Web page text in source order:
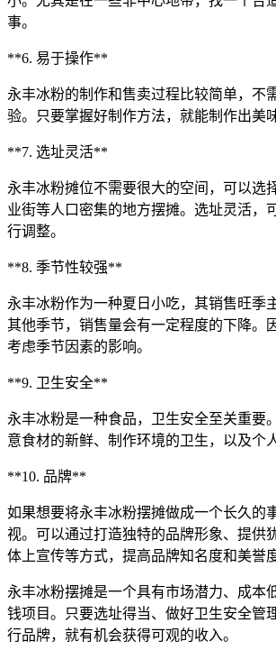
事。
**6. 易于操作**
永丰冰粉的制作和售卖过程比较简单，不
验。只要掌握好制作方法，就能制作出美
**7. 选址灵活**
永丰冰粉摊位不需要很大的空间，可以选
业街等人口密集的地方摆摊。选址灵活，
行调整。
**8. 季节性较强**
永丰冰粉作为一种夏日小吃，其销售旺季
其他季节，销售量会有一定程度的下降。
考虑季节因素的影响。
**9. 卫生安全**
永丰冰粉是一种食品，卫生安全至关重要
意食材的新鲜、制作环境的卫生，以及个
**10. 品牌**
如果想要将永丰冰粉摆摊做成一个长久的
视。可以通过打造独特的品牌形象、提供
体上宣传等方式，提高品牌知名度和美誉度
永丰冰粉摆摊是一个具有市场潜力、成本
钱项目。只要选址得当、做好卫生安全管
行品牌，就有机会获得可观的收入。